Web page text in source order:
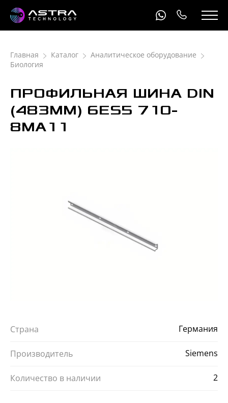
Главная Каталог
Аналитическое оборудование
Биология
ПРОФИЛЬНАЯ ШИНА DIN
(483ММ) 6ЕS5 710-
8МА11
Страна Германия
Производитель Siemens
Количество в наличии 2